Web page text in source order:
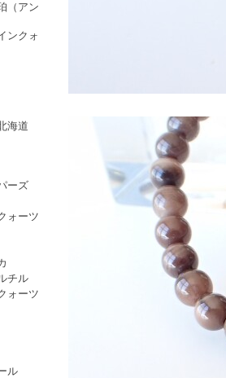
（アン
ンクォ
海道
ーズ
ォーツ
チル
ォーツ
ル